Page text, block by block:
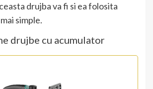
drujba va fi si ea folosita
simple.
drujbe cu acumulator